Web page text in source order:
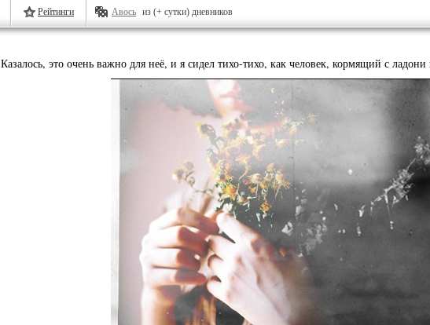
Рейтинги Авось из (+ сутки) дневников
Казалось, это очень важно для неё, и я сидел тихо-тихо, как человек, кормящий с